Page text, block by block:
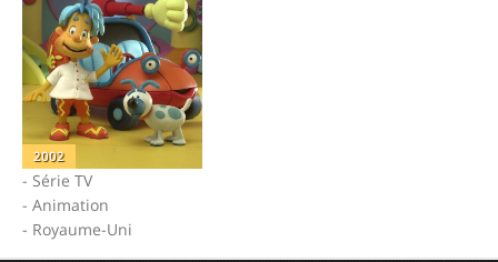
2002
- Série TV
- Animation
- Royaume-Uni